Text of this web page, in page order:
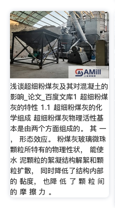
浅谈超细粉煤灰及其对混凝土的
影响_论文_百度文库1 超细粉煤
灰的特性 1.1 超细粉煤灰的化
学组成 超细粉煤灰物理活性基
本是由两个方面组成的。 其 一
， 形态效应。 粉煤灰玻璃微珠
颗粒所特有的物理性状， 能使
水 泥颗粒的絮凝结构解絮和颗
粒扩散， 同时降低了结构内部
的 黏度， 也降 低 了 颗 粒 间
的 摩 擦 力 。